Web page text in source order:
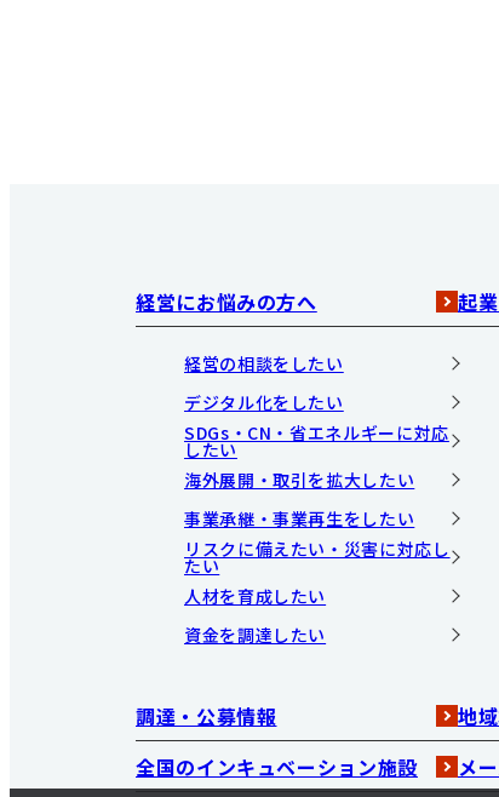
経営にお悩みの方へ
経営の相談をしたい
デジタル化をしたい
SDGs・CN・省エネルギーに対応
したい
海外展開・取引を拡大したい
事業承継・事業再生をしたい
リスクに備えたい・災害に対応し
たい
人材を育成したい
資金を調達したい
起
調達・公募情報 地
全国のインキュベーション施設
メ